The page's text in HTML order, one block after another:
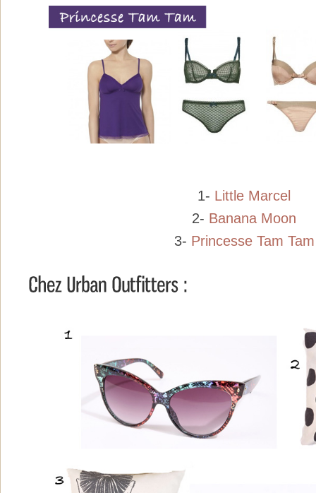
1- Little Marcel
2- Banana Moon
3- Princesse Tam Tam